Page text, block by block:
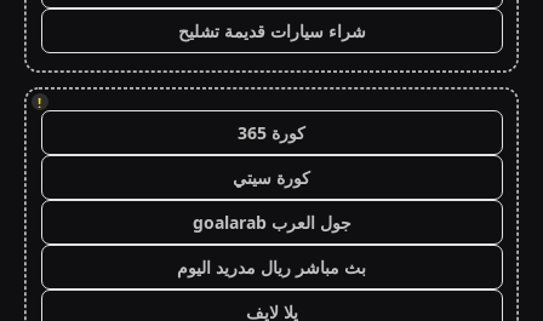
شراء سيارات قديمة تشليح
!
كورة 365
كورة سيتي
جول العرب goalarab
بث مباشر ريال مدريد اليوم
يلا لايف